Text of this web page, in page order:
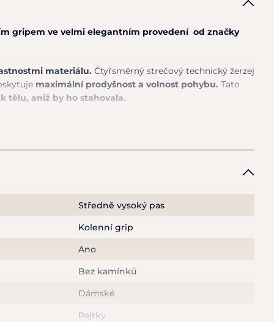
gripem ve velmi elegantním provedení od značky
materiálu. Čtyřsměrný strečový technický žerzej
maximální prodyšnost a volnost pohybu. Tato
k tělu, aniž by ho stahovala.
vašeho outfitu zůstane dokonalý a ničím nerušený.
, perfektně tak sedí pod vysokými jezdeckými botami.
elastan
na 30° na cyklus jemného praní.
Středně vysoký pas
Kolenní grip
Ano
Bez kamínků
Dámské
Rajtky